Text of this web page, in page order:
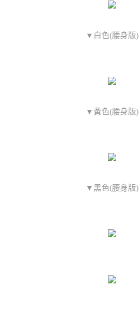
▼白色(腰身版)
▼黃色(腰身版)
▼黑色(腰身版)